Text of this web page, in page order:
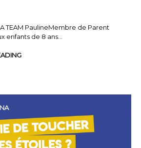
TEAM PaulineMembre de Parent
enfants de 8 ans…